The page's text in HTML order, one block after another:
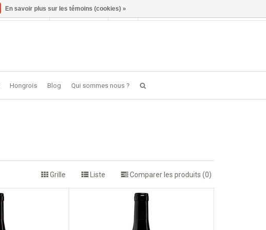
FR
Se connecter
Hongrois Blog Qui sommes nous ?
Grille Liste Comparer les produits (0)
En savoir plus sur les témoins (cookies) »